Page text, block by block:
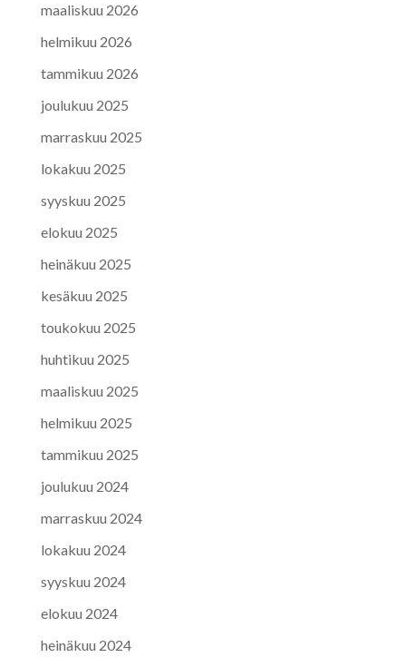
maaliskuu 2026
helmikuu 2026
tammikuu 2026
joulukuu 2025
marraskuu 2025
lokakuu 2025
syyskuu 2025
elokuu 2025
heinäkuu 2025
kesäkuu 2025
toukokuu 2025
huhtikuu 2025
maaliskuu 2025
helmikuu 2025
tammikuu 2025
joulukuu 2024
marraskuu 2024
lokakuu 2024
syyskuu 2024
elokuu 2024
heinäkuu 2024